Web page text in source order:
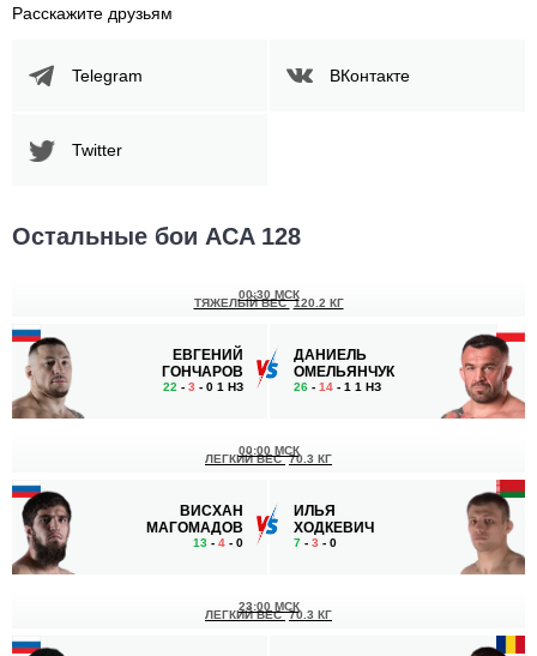
Расскажите друзьям
Telegram ВКонтакте
Twitter
Остальные бои ACA 128
ЕВГЕНИЙ
ГОНЧАРОВ
22 - 3 - 0 1 НЗ
00:30 МСК
ТЯЖЕЛЫЙ ВЕС 120.2 КГ
ДАНИЕЛЬ
ОМЕЛЬЯНЧУК
26 - 14 - 1 1 НЗ
ВИСХАН
МАГОМАДОВ
13 - 4 - 0
00:00 МСК
ЛЕГКИЙ ВЕС 70.3 КГ
ИЛЬЯ
ХОДКЕВИЧ
7 - 3 - 0
23:00 МСК
ЛЕГКИЙ ВЕС 70.3 КГ